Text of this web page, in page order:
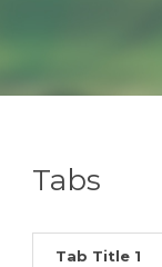
Tabs
Tab Title 1